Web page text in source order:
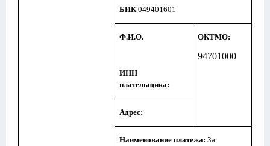
БИК049401601
Ф.И.О.
ИНН
плательщика:
ОКТМО:
94701000
Адрес:
Наименование платежа: За